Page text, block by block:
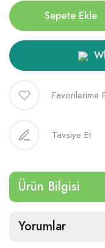
Sepete Ekle
Tavsiye Et
Ürün Bilgisi
Yorumlar